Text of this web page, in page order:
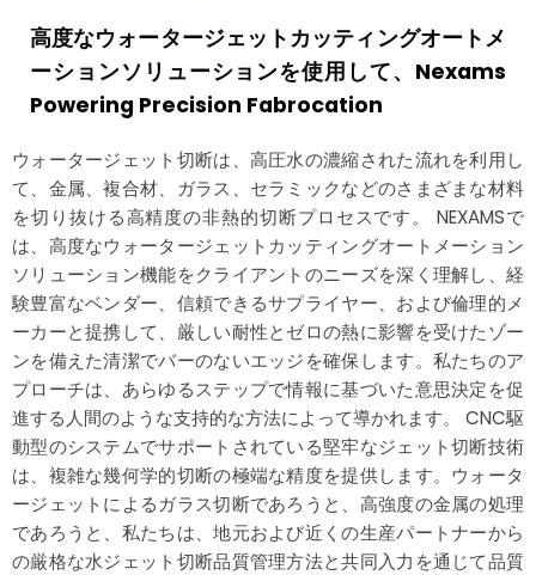
高度なウォータージェットカッティングオートメ
ーションソリューションを使用して、Nexams
Powering Precision Fabrocation
ウォータージェット切断は、高圧水の濃縮された流れを利用し
て、金属、複合材、ガラス、セラミックなどのさまざまな材料
を切り抜ける高精度の非熱的切断プロセスです。 NEXAMSで
は、高度なウォータージェットカッティングオートメーション
ソリューション機能をクライアントのニーズを深く理解し、経
験豊富なベンダー、信頼できるサプライヤー、および倫理的メ
ーカーと提携して、厳しい耐性とゼロの熱に影響を受けたゾー
ンを備えた清潔でバーのないエッジを確保します。私たちのア
プローチは、あらゆるステップで情報に基づいた意思決定を促
進する人間のような支持的な方法によって導かれます。 CNC駆
動型のシステムでサポートされている堅牢なジェット切断技術
は、複雑な幾何学的切断の極端な精度を提供します。ウォータ
ージェットによるガラス切断であろうと、高強度の金属の処理
であろうと、私たちは、地元および近くの生産パートナーから
の厳格な水ジェット切断品質管理方法と共同入力を通じて品質